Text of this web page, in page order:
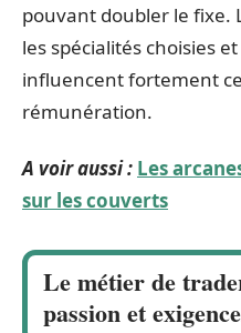
pouvant doubler le fixe.
les spécialités choisies
influencent fortement
rémunération.
A voir aussi : Les
sur les couverts
Le métier de
passion et